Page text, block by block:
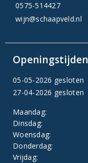
0575-514427
wijn@schaapveld.nl
Openingstijden
05-05-2026 gesloten
27-04-2026 gesloten
Maandag:
Dinsdag:
Woensdag:
Donderdag:
Vrijdag: